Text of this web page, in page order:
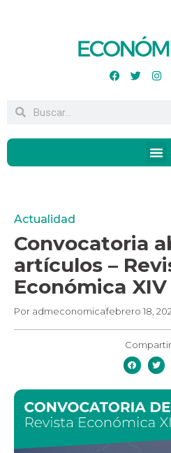
Actualidad
Convocatoria
artículos –
Económica XIV
Por admeconomicafebrero 18,